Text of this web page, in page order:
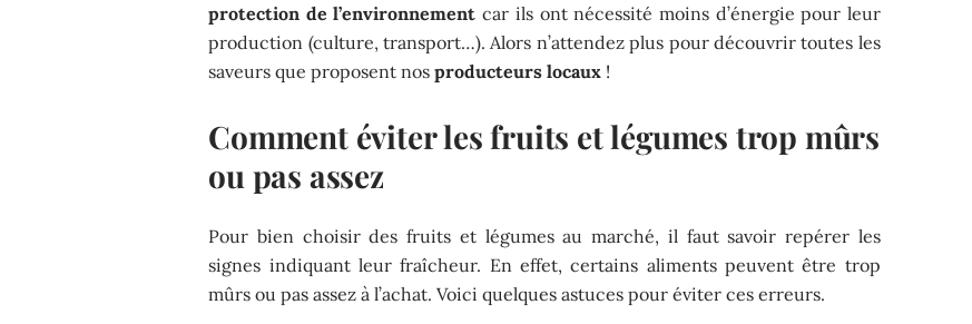
protection de l’environnement car ils ont nécessité moins d’énergie pour leur
production (culture, transport…). Alors n’attendez plus pour découvrir toutes les
saveurs que proposent nosproducteurs locaux !
Comment éviter les fruits et légumes trop mûrs
ou pas assez
Pour bien choisir des fruits et légumes au marché, il faut savoir repérer les
signes indiquant leur fraîcheur. En effet, certains aliments peuvent être trop
mûrs ou pas assez à l’achat. Voici quelques astuces pour éviter ces erreurs.